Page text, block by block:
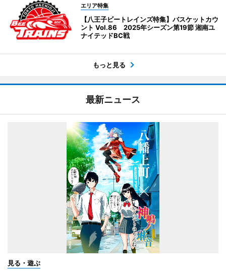
エリア特集
【八王子ビートレインズ特集】バスケットカウ
ント Vol.86 2025年シーズン第19節 湘南ユ
ナイテッドBC戦
もっと見る
最新ニュース
見る・遊ぶ